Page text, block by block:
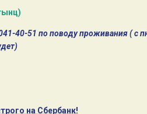
51 по поводу проживания ( с
на Сбербанк!